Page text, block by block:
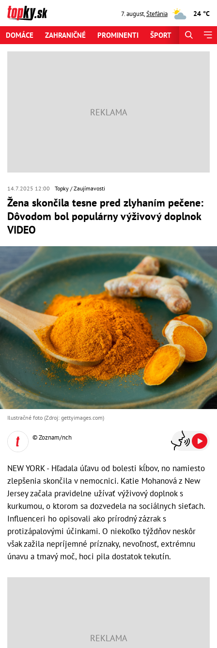
7. august,Štefánia 24 °C
DOMÁCE ZAHRANIČNÉ PROMINENTI ŠPORT
14.7.2025 12:00 Topky Zaujímavosti
Žena skončila tesne pred zlyhaním pečene:
Dôvodom bol populárny výživový doplnok
VIDEO
Ilustračné foto (Zdroj: gettyimages.com)
© Zoznam/nch
NEW YORK - Hľadala úľavu od bolesti kĺbov, no namiesto
zlepšenia skončila v nemocnici. Katie Mohanová z New
Jersey začala pravidelne užívať výživový doplnok s
kurkumou, o ktorom sa dozvedela na sociálnych sieťach.
Influenceri ho opisovali ako prírodný zázrak s
protizápalovými účinkami. O niekoľko týždňov neskôr
však zažila nepríjemné príznaky, nevoľnosť, extrémnu
únavu a tmavý moč, hoci pila dostatok tekutín.